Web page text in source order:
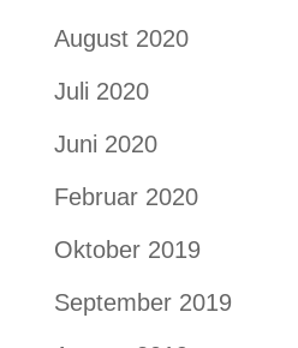
August 2020
Juli 2020
Juni 2020
Februar 2020
Oktober 2019
September 2019